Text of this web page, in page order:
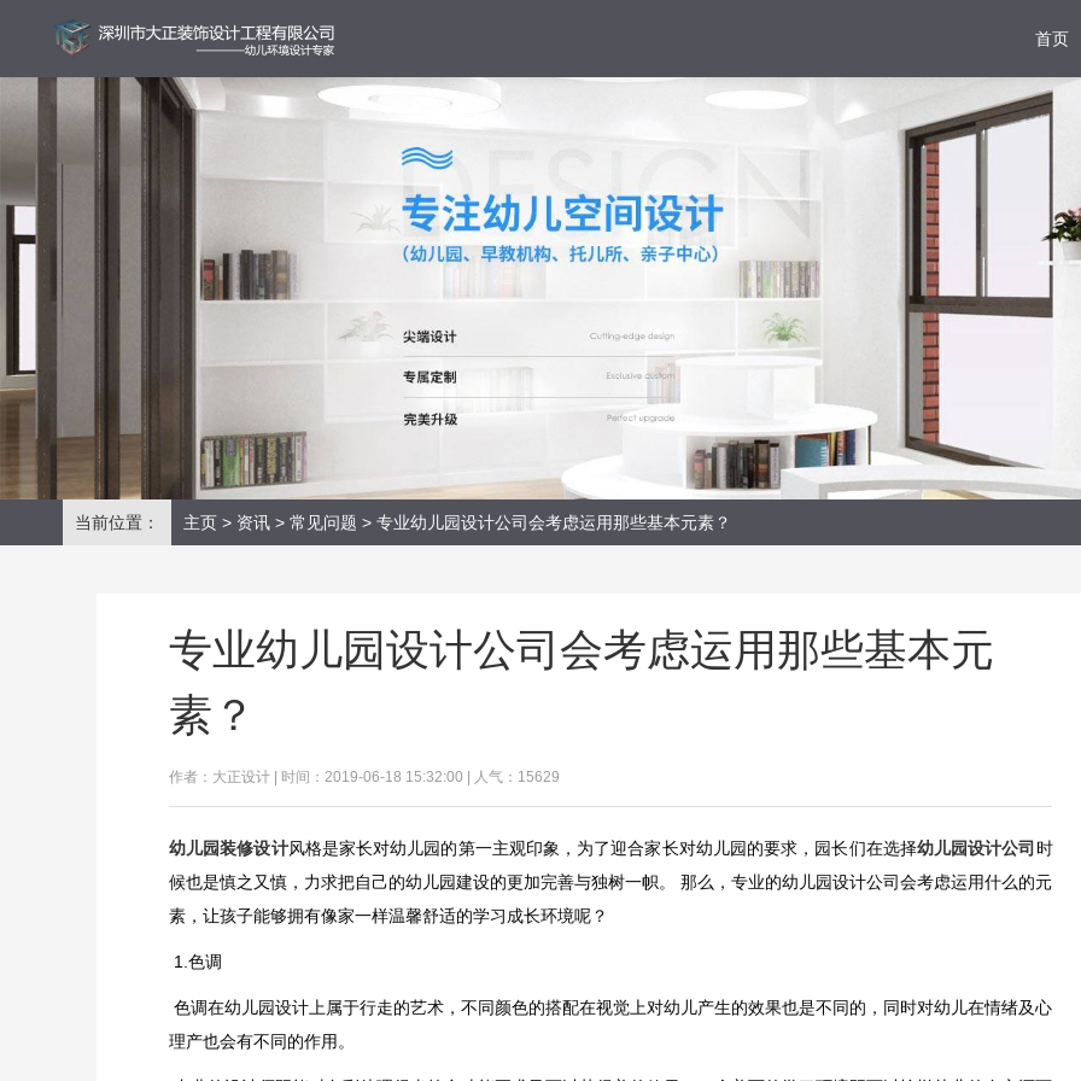
首页
当前位置： 主页 > 资讯 > 常见问题 > 专业幼儿园设计公司会考虑运用那些基本元素？
专业幼儿园设计公司会考虑运用那些基本元
素？
作者：大正设计 | 时间：2019-06-18 15:32:00 | 人气：15629
幼儿园装修设计风格是家长对幼儿园的第一主观印象，为了迎合家长对幼儿园的要求，园长们在选择幼儿园设计公司 时
候也是慎之又慎，力求把自己的幼儿园建设的更加完善与独树一帜。 那么，专业的幼儿园设计公司会考虑运用什么的元
素，让孩子能够拥有像家一样温馨舒适的学习成长环境呢？
1.色调
色调在幼儿园设计上属于行走的艺术，不同颜色的搭配在视觉上对幼儿产生的效果也是不同的，同时对幼儿在情绪及心
理产也会有不同的作用。